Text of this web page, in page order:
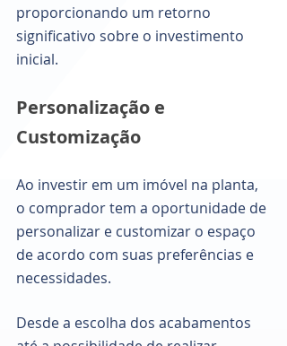
proporcionando um retorno
significativo sobre o investimento
inicial.
Personalização e
Customização
Ao investir em um imóvel na planta,
o comprador tem a oportunidade de
personalizar e customizar o espaço
de acordo com suas preferências e
necessidades.
Desde a escolha dos acabamentos